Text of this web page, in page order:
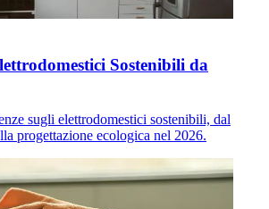
Sostenibili da
sugli elettrodomestici sostenibili, dal
progettazione ecologica nel 2026.